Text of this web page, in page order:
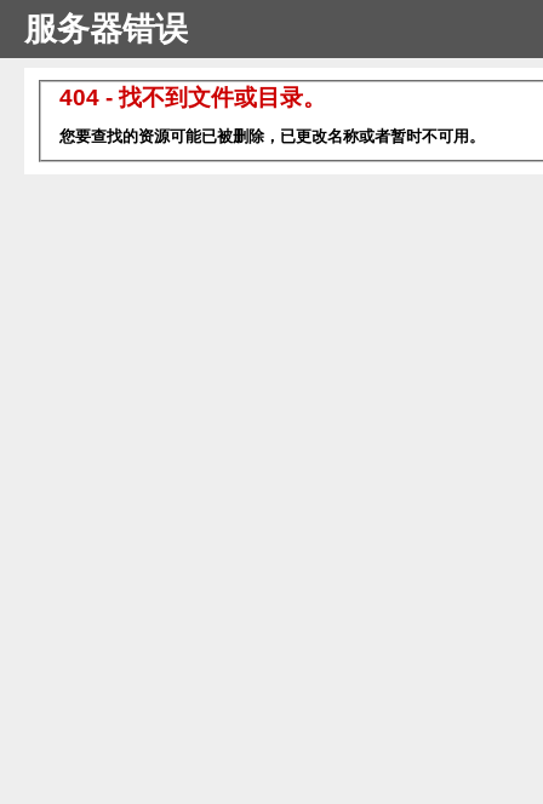
服务器错误
404 - 找不到文件或目录。
您要查找的资源可能已被删除，已更改名称或者暂时不可用。